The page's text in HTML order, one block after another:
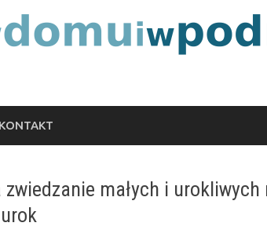
zwiedzanie małych i